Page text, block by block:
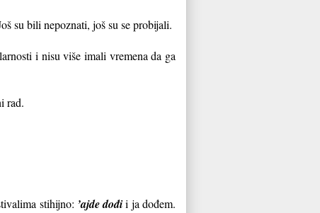
su bili nepoznati, još su se probijali.
i nisu više imali vremena da ga
rad.
stihijno: ’ajde dođii ja dođem.